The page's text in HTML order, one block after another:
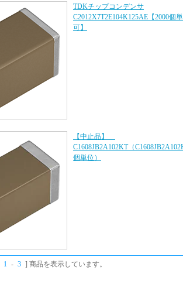
TDKチップコンデンサ
C2012X7T2E104K125AE【2000個
可】
【中止品】
C1608JB2A102KT（
個単位）
1 - 3 ] 商品を表示しています。